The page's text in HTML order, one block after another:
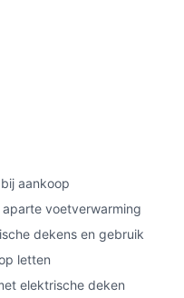
aankoop
voetverwarming
dekens en gebruik
letten
elektrische deken